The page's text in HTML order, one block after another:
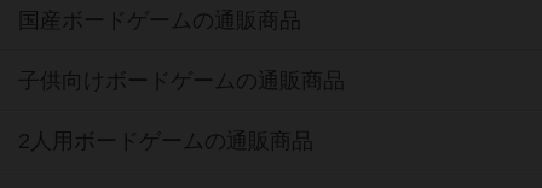
国産ボードゲームの通販商品
子供向けボードゲームの通販商品
2人用ボードゲームの通販商品